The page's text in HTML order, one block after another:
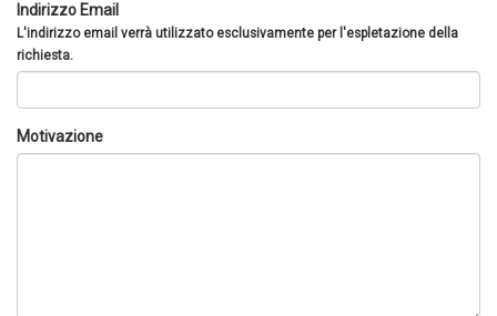
Indirizzo Email
L'indirizzo email verrà utilizzato esclusivamente per l'espletazione della
richiesta.
Motivazione